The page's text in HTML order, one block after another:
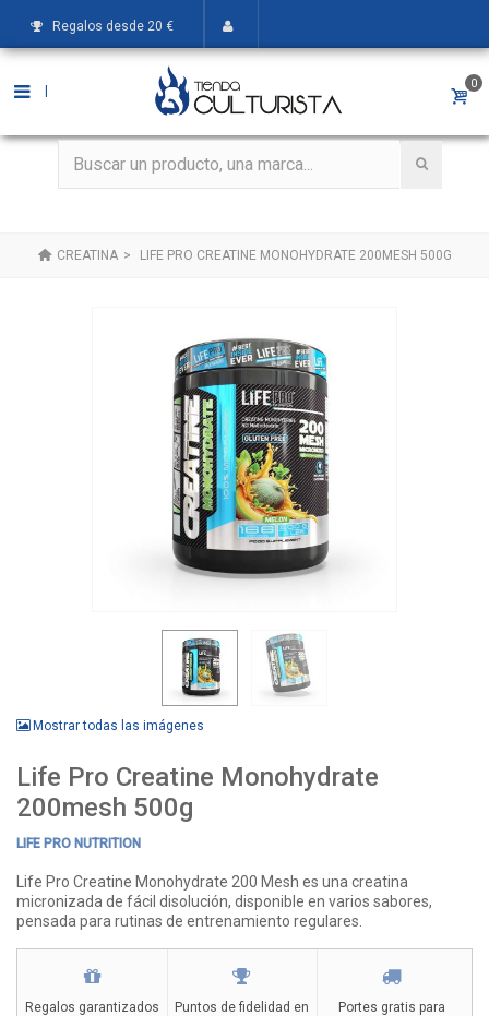
Regalos desde 20 €
0
CREATINA > LIFE PRO CREATINE MONOHYDRATE 200MESH 500G
Mostrar todas las imágenes
Life Pro Creatine Monohydrate
200mesh 500g
LIFE PRO NUTRITION
Life Pro Creatine Monohydrate 200 Mesh es una creatina
micronizada de fácil disolución, disponible en varios sabores,
pensada para rutinas de entrenamiento regulares.
Regalos garantizados
Puntos de fidelidad en
Portes gratis para